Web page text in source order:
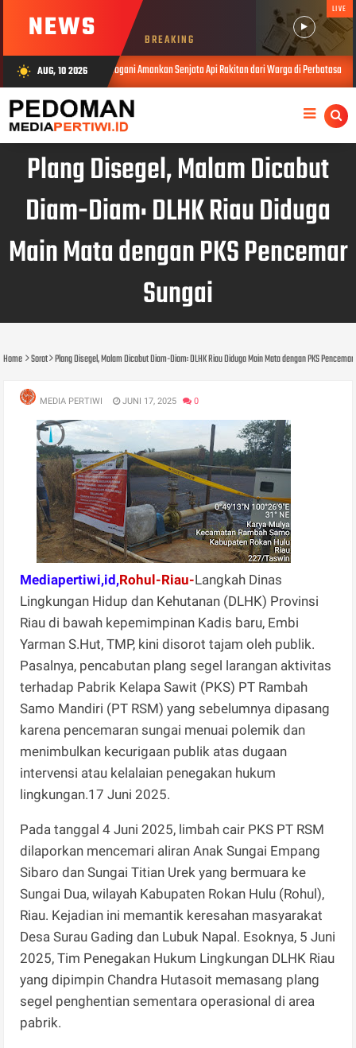
NEWS BREAKING
LIVE
wb_sunny AUG, 10 2026
19/Bogani Amankan Senjata Api Rakitan dari Warga di Perbatasan AUG 10,
Plang Disegel, Malam Dicabut
Diam-Diam: DLHK Riau Diduga
Main Mata dengan PKS Pencemar
Sungai
Home Sorot Plang Disegel, Malam Dicabut Diam-Diam: DLHK Riau Diduga Main Mata dengan PKS
MEDIA PERTIWI JUNI 17, 2025 0
Mediapertiwi,id,Rohul-Riau-Langkah Dinas
Lingkungan Hidup dan Kehutanan (DLHK) Provinsi
Riau di bawah kepemimpinan Kadis baru, Embi
Yarman S.Hut, TMP, kini disorot tajam oleh publik.
Pasalnya, pencabutan plang segel larangan aktivitas
terhadap Pabrik Kelapa Sawit (PKS) PT Rambah
Samo Mandiri (PT RSM) yang sebelumnya dipasang
karena pencemaran sungai menuai polemik dan
menimbulkan kecurigaan publik atas dugaan
intervensi atau kelalaian penegakan hukum
lingkungan.17 Juni 2025.
Pada tanggal 4 Juni 2025, limbah cair PKS PT RSM
dilaporkan mencemari aliran Anak Sungai Empang
Sibaro dan Sungai Titian Urek yang bermuara ke
Sungai Dua, wilayah Kabupaten Rokan Hulu (Rohul),
Riau. Kejadian ini memantik keresahan masyarakat
Desa Surau Gading dan Lubuk Napal. Esoknya, 5 Juni
2025, Tim Penegakan Hukum Lingkungan DLHK Riau
yang dipimpin Chandra Hutasoit memasang plang
segel penghentian sementara operasional di area
pabrik.